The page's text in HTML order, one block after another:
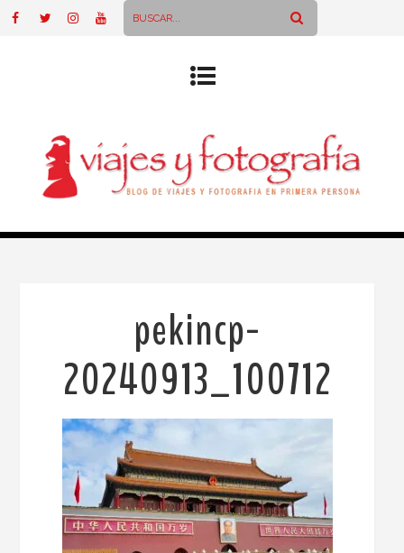
pekincp-
20240913_100712